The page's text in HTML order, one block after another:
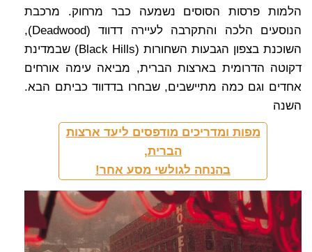
הלמות פרסות הסוסים נשמעה כבר מרחוק. מרכבת
הנוסעים הלכה והתקרבה לעיירה דדווד (Deadwood),
השוכנת בצפון הגבעות השחורות (Black Hills) שבמדינת
דקוטה הדרומית בארצות הברית, מביאה עימה אורחים
אחדים וגם כמה מתיישבים, שבחרו בדדווד כביתם הבא.
השנה
מפות ומדריכים מודפסים ליעד ארצות
הברית,
בהנחה לגולשי מסע אחר!